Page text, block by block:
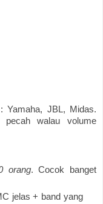
Yamaha, JBL, Midas.
pecah walau volume
orang.Cocok banget
jelas + band yang